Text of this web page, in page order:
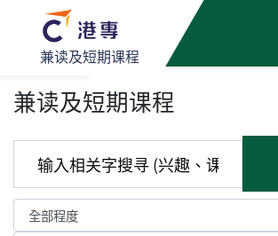
兼读及短期课程
兼读及短期课程